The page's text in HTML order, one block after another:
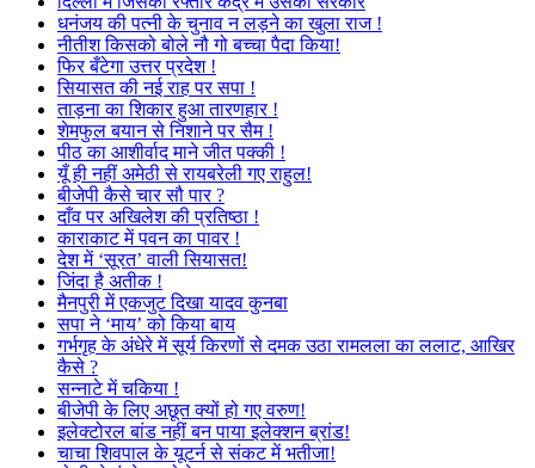
धनंजय की पत्नी के चुनाव न लड़ने का खुला राज !
नीतीश किसको बोले नौ गो बच्चा पैदा किया!
फिर बँटेगा उत्तर प्रदेश !
सियासत की नई राह पर सपा !
ताड़ना का शिकार हुआ तारणहार !
शेमफुल बयान से निशाने पर सैम !
पीठ का आशीर्वाद माने जीत पक्की !
यूँ ही नहीं अमेठी से रायबरेली गए राहुल!
बीजेपी कैसे चार सौ पार ?
दाँव पर अखिलेश की प्रतिष्ठा !
काराकाट में पवन का पावर !
देश में ‘सूरत’ वाली सियासत!
जिंदा है अतीक !
मैनपुरी में एकजुट दिखा यादव कुनबा
सपा ने ‘माय’ को किया बाय
गर्भगृह के अंधेरे में सूर्य किरणों से दमक उठा रामलला का ललाट, आखिर
कैसे ?
सन्नाटे में चकिया !
बीजेपी के लिए अछूत क्यों हो गए वरुण!
इलेक्टोरल बांड नहीं बन पाया इलेक्शन ब्रांड!
चाचा शिवपाल के यूटर्न से संकट में भतीजा!